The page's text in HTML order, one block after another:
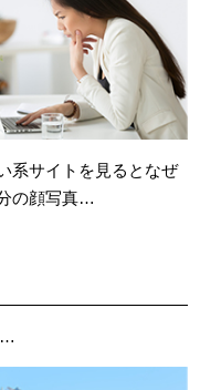
系サイトを見ると なぜ
の顔写真…
…